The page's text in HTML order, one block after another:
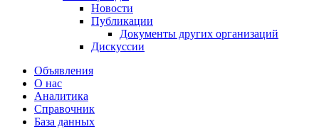
Новости
Публикации
Документы других организаций
Дискуссии
Объявления
О нас
Аналитика
Справочник
База данных